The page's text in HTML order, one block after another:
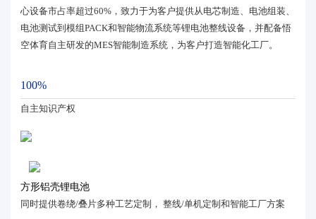
心设备市占率超过60%，致力于为客户提供从电芯制造、电池组装、
电池测试到模组PACK和智能物流系统等锂电池整线设备，并配备悟
空体育自主研发的MES智能制造系统，为客户打造智能化工厂。
100%
自主知识产权
方形铝壳锂电池
同时提供卷绕/叠片多种工艺定制， 整线/单机定制和智能工厂方案